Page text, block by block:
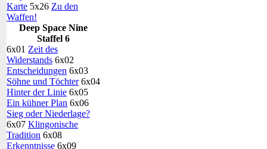
Karte 5x26 Zu den
Waffen!
Deep Space Nine
Staffel 6
6x01 Zeit des
Widerstands 6x02
Entscheidungen 6x03
Söhne und Töchter6x04
Hinter der Linie 6x05
Ein kühner Plan 6x06
Sieg oder Niederlage?
6x07 Klingonische
Tradition 6x08
Erkenntnisse 6x09